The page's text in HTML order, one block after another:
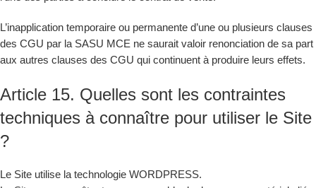
L’inapplication temporaire ou permanente d’une ou plusieurs clauses
des CGU par la SASU MCE ne saurait valoir renonciation de sa part
aux autres clauses des CGU qui continuent à produire leurs effets.
Article 15. Quelles sont les contraintes
techniques à connaître pour utiliser le Site
?
Le Site utilise la technologie WORDPRESS.